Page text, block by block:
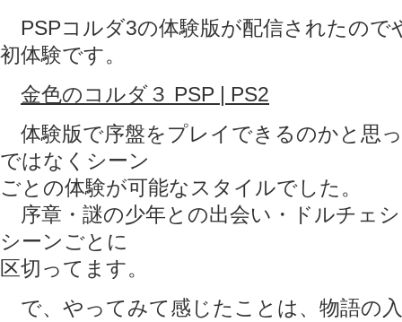
PSPコルダ3の体験版が配信されたので
初体験です。
金色のコルダ３ PSP | PS2
体験版で序盤をプレイできるのかと思
ではなくシーン
ごとの体験が可能なスタイルでした。
序章・謎の少年との出会い・ドルチェ
シーンごとに
区切ってます。
で、やってみて感じたことは、物語の